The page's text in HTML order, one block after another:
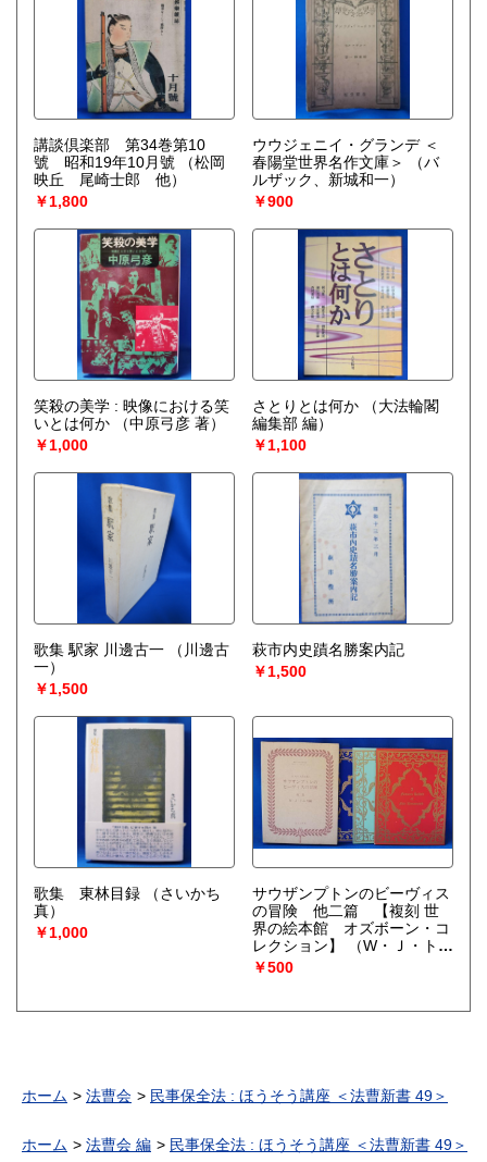
講談倶楽部 第34巻第10
號 昭和19年10月號
（松岡
映丘 尾崎士郎 他）
￥1,800
ウウジェニイ・グランデ ＜
春陽堂世界名作文庫＞
（バ
ルザック、新城和一）
￥900
笑殺の美学 : 映像における笑
いとは何か
（中原弓彦 著）
￥1,000
さとりとは何か
（大法輪閣
編集部 編）
￥1,100
歌集 駅家 川邊古一
（川邊古
一）
￥1,500
萩市内史蹟名勝案内記
￥1,500
歌集 東林目録
（さいかち
真）
￥1,000
サウザンプトンのビーヴィス
の冒険 他二篇 【複刻 世
界の絵本館 オズボーン・コ
レクション】
（W・Ｊ・トム
ズ：編）
￥500
ホーム 法曹会 民事保全法 : ほうそう講座 ＜法曹新書 49＞
ホーム 法曹会 編 民事保全法 : ほうそう講座 ＜法曹新書 49＞